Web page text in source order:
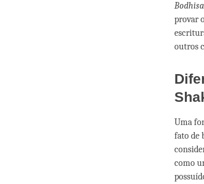
provar
outros
Uma
fato de
como